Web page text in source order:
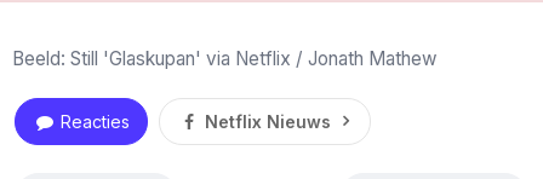
Beeld: Still 'Glaskupan' via Netflix / Jonath Mathew
Reacties Netflix Nieuws